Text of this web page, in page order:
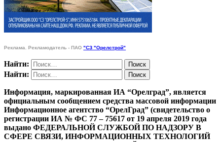
Реклама. Рекламодатель - ПАО "СЗ "Орелстрой"
Найти:
Найти:
Информация, маркированная ИА “Орелград”, является
официальным сообщением средства массовой информации
Информационное агентство “ОрелГрад” (свидетельство о
регистрации ИА № ФС 77 – 75617 от 19 апреля 2019 года
выдано ФЕДЕРАЛЬНОЙ СЛУЖБОЙ ПО НАДЗОРУ В
СФЕРЕ СВЯЗИ, ИНФОРМАЦИОННЫХ ТЕХНОЛОГИЙ